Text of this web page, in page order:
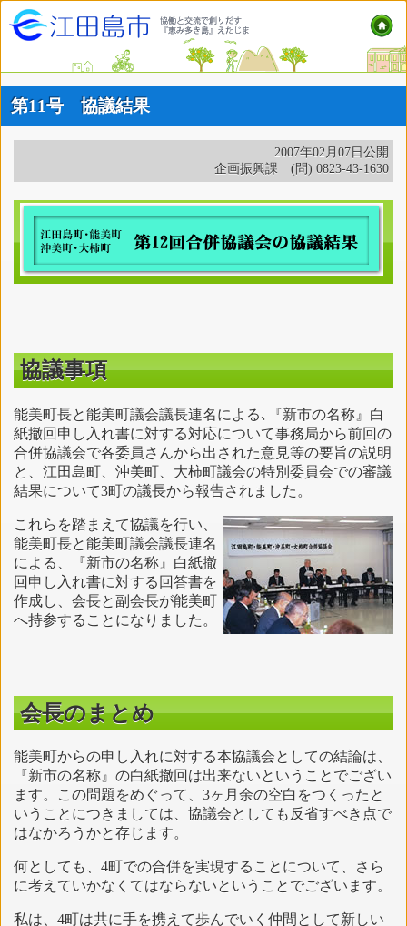
第11号 協議結果
2007年02月07日公開
企画振興課 (問) 0823-43-1630
協議事項
能美町長と能美町議会議長連名による､『新市の名称』白
紙撤回申し入れ書に対する対応について事務局から前回の
合併協議会で各委員さんから出された意見等の要旨の説明
と、江田島町、沖美町、大柿町議会の特別委員会での審議
結果について3町の議長から報告されました。
これらを踏まえて協議を行い、
能美町長と能美町議会議長連名
による、『新市の名称』白紙撤
回申し入れ書に対する回答書を
作成し、会長と副会長が能美町
へ持参することになりました。
会長のまとめ
能美町からの申し入れに対する本協議会としての結論は、
『新市の名称』の白紙撤回は出来ないということでござい
ます。この問題をめぐって、3ヶ月余の空白をつくったと
いうことにつきましては、協議会としても反省すべき点で
はなかろうかと存じます。
何としても、4町での合併を実現することについて、さら
に考えていかなくてはならないということでございます。
私は、4町は共に手を携えて歩んでいく仲間として新しい